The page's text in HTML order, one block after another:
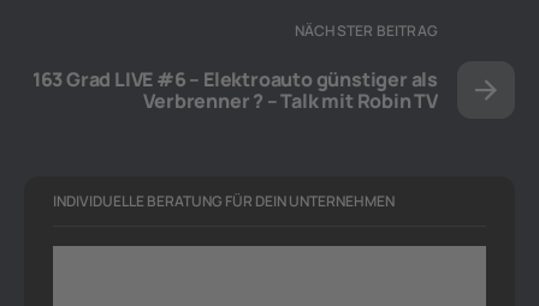
NÄCHSTER BEITRAG
163 Grad LIVE #6 – Elektroauto günstiger als
Verbrenner ? – Talk mit Robin TV
INDIVIDUELLE BERATUNG FÜR DEIN UNTERNEHMEN